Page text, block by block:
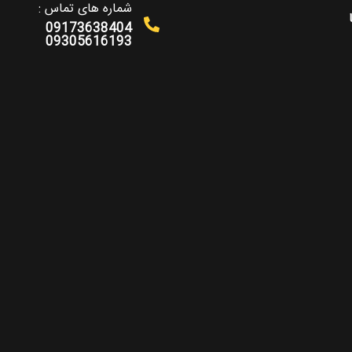
شماره های تماس :
09173638404
09305616193